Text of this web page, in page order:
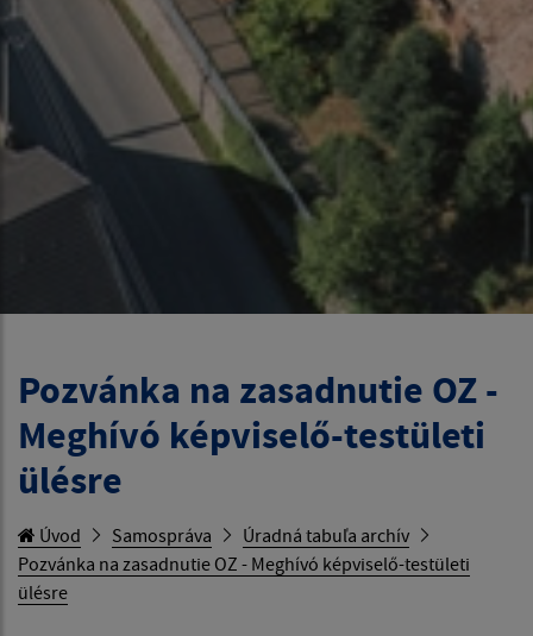
Pozvánka na zasadnutie OZ -
Meghívó képviselő-testületi
ülésre
Úvod Samospráva
Úradná tabuľa archív
Pozvánka na zasadnutie OZ - Meghívó képviselő-testületi
ülésre